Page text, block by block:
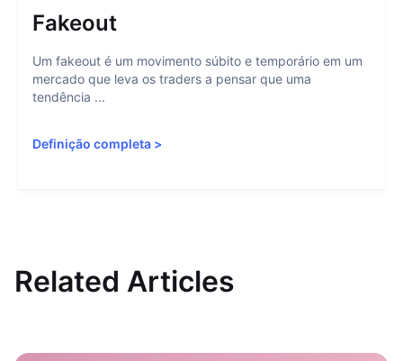
Fakeout
Um fakeout é um movimento súbito e temporário em um
mercado que leva os traders a pensar que uma
tendência ...
Definição completa >
Related Articles